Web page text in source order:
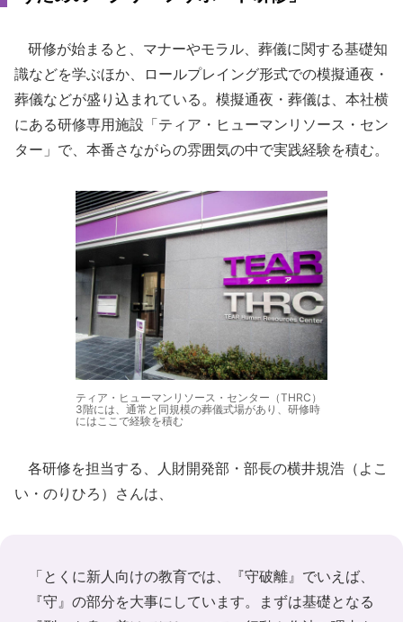
研修が始まると、マナーやモラル、葬儀に関する基礎知
識などを学ぶほか、ロールプレイング形式での模擬通夜・
葬儀などが盛り込まれている。模擬通夜・葬儀は、本社横
にある研修専用施設「ティア・ヒューマンリソース・セン
ター」で、本番さながらの雰囲気の中で実践経験を積む。
ティア・ヒューマンリソース・センター（THRC）
3階には、通常と同規模の葬儀式場があり、研修時
にはここで経験を積む
各研修を担当する、人財開発部・部長の横井規浩（よこ
い・のりひろ）さんは、
「とくに新人向けの教育では、『守破離』でいえば、
『守』の部分を大事にしています。まずは基礎となる